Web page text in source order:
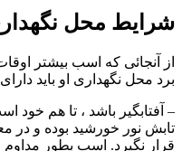
شرایط محل
از آنجائی که اسب بیشتر
برد محل نگهداری او باید
– آفتابگیر باشد ، تا هم
تابش نور خورشید بوده و در
قرار نگیرد. اسب بطور